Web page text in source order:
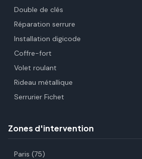
Double de clés
Réparation serrure
Installation digicode
Coffre-fort
Volet roulant
Rideau métallique
Serrurier Fichet
Zones d'intervention
Paris (75)